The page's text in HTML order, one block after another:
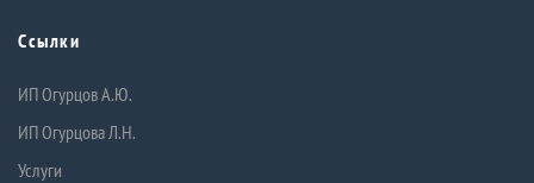
Ссылки
ИП Огурцов А.Ю.
ИП Огурцова Л.Н.
Услуги